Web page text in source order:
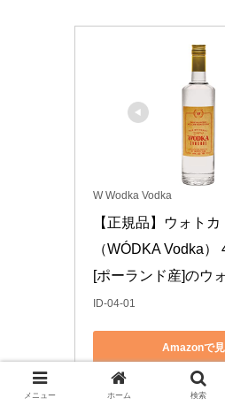
W Wodka Vodka
【正規品】ウォト
（WÓDKA Vodka）
[ポーランド産]のウ
ID-04-01
Amazonで
楽天市場で見
メニュー ホーム 検索